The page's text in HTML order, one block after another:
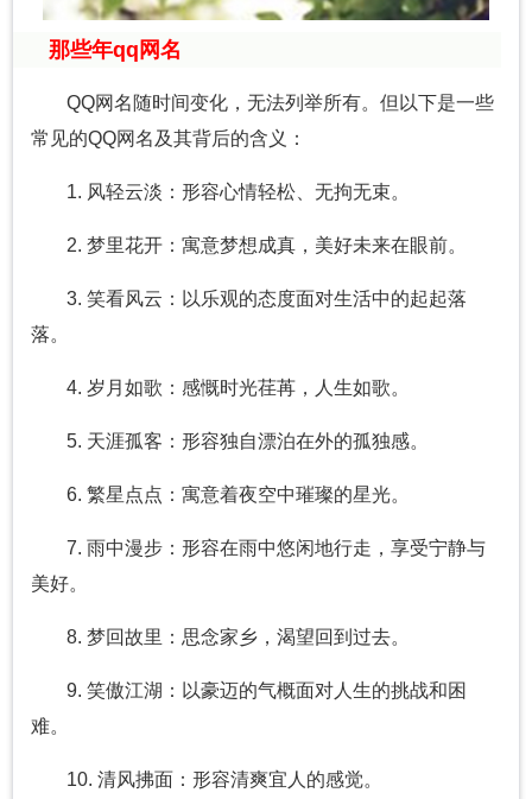
那些年qq网名
QQ网名随时间变化，无法列举所有。但以下是一些
常见的QQ网名及其背后的含义：
1. 风轻云淡：形容心情轻松、无拘无束。
2. 梦里花开：寓意梦想成真，美好未来在眼前。
3. 笑看风云：以乐观的态度面对生活中的起起落
落。
4. 岁月如歌：感慨时光荏苒，人生如歌。
5. 天涯孤客：形容独自漂泊在外的孤独感。
6. 繁星点点：寓意着夜空中璀璨的星光。
7. 雨中漫步：形容在雨中悠闲地行走，享受宁静与
美好。
8. 梦回故里：思念家乡，渴望回到过去。
9. 笑傲江湖：以豪迈的气概面对人生的挑战和困
难。
10. 清风拂面：形容清爽宜人的感觉。